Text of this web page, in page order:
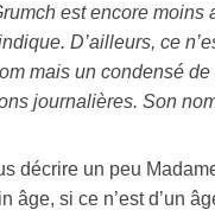
est encore moins
D’ailleurs, ce
mais un condensé de
journalières. Son
décrire un peu
âge, si ce n’est d’un